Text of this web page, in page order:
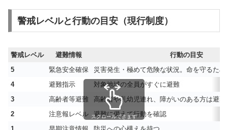
警戒レベルと行動の目安（現行制度）
警戒レベル 避難情報
行動の目安
5
緊急安全確保
災害発生・極めて危険な状況。命を守るた
4
避難指示
対象地域の全員がすぐに避難
3
高齢者等避難
高齢者や乳幼児連れ、障がいのある方は避難
2
注意報レベル
避難に備えて行動を確認
スクロールできます